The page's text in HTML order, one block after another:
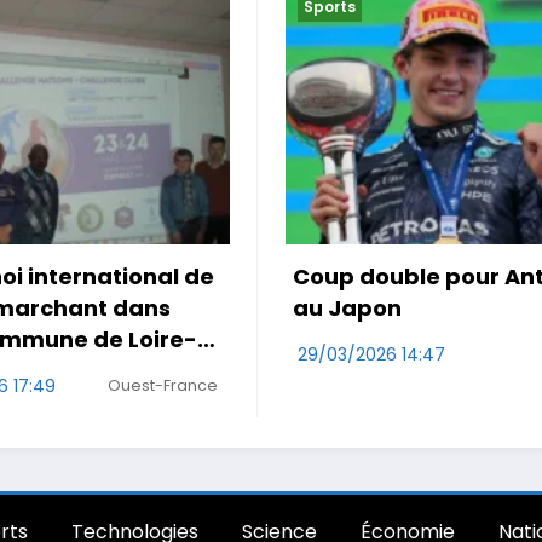
pour Antonelli
14:47 RDS
Sports
Le Maroc accroché
première de Mo
29/03/2026 10:47
Technologies Science Économie